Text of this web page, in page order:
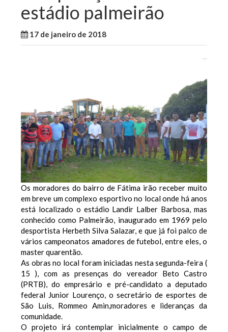
estádio palmeirão
17 de janeiro de 2018
Os moradores do bairro de Fátima irão receber muito
em breve um complexo esportivo no local onde há anos
está localizado o estádio Landir Lalber Barbosa, mas
conhecido como Palmeirão, inaugurado em 1969 pelo
desportista Herbeth Silva Salazar, e que já foi palco de
vários campeonatos amadores de futebol, entre eles, o
master quarentão.
As obras no local foram iniciadas nesta segunda-feira (
15 ), com as presenças do vereador Beto Castro
(PRTB), do empresário e pré-candidato a deputado
federal Junior Lourenço, o secretário de esportes de
São Luis, Rommeo Amin,moradores e lideranças da
comunidade.
O projeto irá contemplar inicialmente o campo de